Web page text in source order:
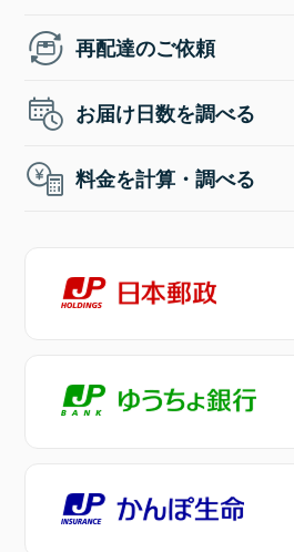
再配達のご依頼
お届け日数を調べる
料金を計算・調べる